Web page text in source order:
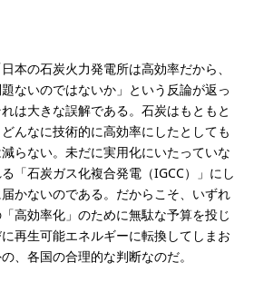
本の石炭火力発電所は高効率だから、
ないのではないか」という反論が返っ
は大きな誤解である。石炭はもともと
んなに技術的に高効率にしたとしても
らない。未だに実用化にいたっていな
「石炭ガス化複合発電（IGCC）」にし
かないのである。だからこそ、いずれ
高効率化」のために無駄な予算を投じ
再生可能エネルギーに転換してしまお
、各国の合理的な判断なのだ。